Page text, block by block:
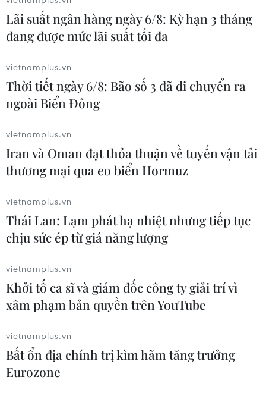
tranh chấp biên giới và sự hiện diện của các lực
lượng Ấn Độ và Trung Quốc ở Ấn Độ Dương, có
thể được giải quyết thông qua đối thoại liên tục.
Bà nói: "Cạnh tranh là điều bình thường, nhưng
không được biến thành xung đột. Không được
để những bất đồng trở thành tranh chấp. Giải
Nhưng để đạt được điều này cần có sự tin cậy
lẫn nhau."
Bà Sitharaman đồng thời lưu ý cần phải tôn
giải quyết thông qua đối thoại.
Cũng theo quan chức này, Ấn Độ và Trung Quốc
là những cỗ máy thúc đẩy sự tăng trưởng của cả
thế giới, và sự nổi lên của hai nước này sẽ mở
đường cho một châu Á trỗi dậy. Bà nhấn mạnh:
"Hòa bình, an ninh và phát triển ở châu Á là
điều khả thi nếu Ấn Độ và Trung Quốc phát
triển"./.
(Vietnam+)
Lãi suất ngân hàng ngày 6/8: Kỳ hạn 3 tháng
đang được mức lãi suất tối đa
vietnamplus.vn
Thời tiết ngày 6/8: Bão số 3 đã di chuyển ra
ngoài Biển Đông
vietnamplus.vn
Iran và Oman đạt thỏa thuận về tuyến vận tải
thương mại qua eo biển Hormuz
vietnamplus.vn
Thái Lan: Lạm phát hạ nhiệt nhưng tiếp tục
chịu sức ép từ giá năng lượng
vietnamplus.vn
Khởi tố ca sĩ và giám đốc công ty giải trí vì
xâm phạm bản quyền trên YouTube
vietnamplus.vn
Bất ổn địa chính trị kìm hãm tăng trưởng
Eurozone